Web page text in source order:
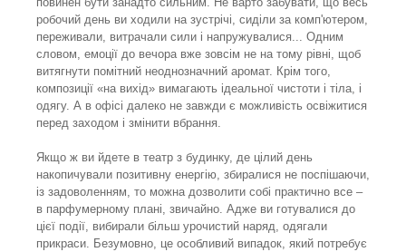
робочий день ви ходили на зустрічі, сиділи за комп'ютером,
переживали, витрачали сили і напружувалися... Одним
словом, емоції до вечора вже зовсім не на тому рівні, щоб
витягнути помітний неоднозначний аромат. Крім того,
композиції «на вихід» вимагають ідеальної чистоти і тіла, і
одягу. А в офісі далеко не завжди є можливість освіжитися
перед заходом і змінити вбрання.
Якщо ж ви йдете в театр з будинку, де цілий день
накопичували позитивну енергію, збиралися не поспішаючи,
із задоволенням, то можна дозволити собі практично все –
в парфумерному плані, звичайно. Адже ви готувалися до
цієї події, вибирали більш урочистий наряд, одягали
прикраси. Безумовно, це особливий випадок, який потребує